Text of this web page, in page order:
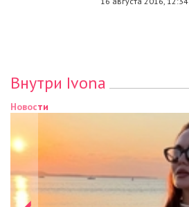
Внутри Ivona
Новости